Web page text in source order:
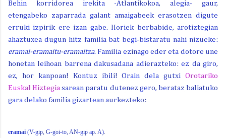
Behin korridorea irekita -Atlantikokoa, alegia- gaur,
etengabeko zaparrada galant amaigabeek erasotzen digute
erruki izpirik ere izan gabe. Horiek berbabide, arotiztegian
ahaztuxea dugun hitz familia bat begi-bistaratu nahi nizueke:
eramai-eramaitu-eramaitza. Familia ezinago eder eta dotore une
honetan leihoan barrena dakusadana adierazteko: ez da giro,
ez, hor kanpoan! Kontuz ibili! Orain dela gutxi Orotariko
Euskal Hiztegia sarean paratu dutenez gero, berataz baliatuko
gara delako familia gizartean aurkezteko:
eramai (V-gip, G-goi-to, AN-gip ap. A).